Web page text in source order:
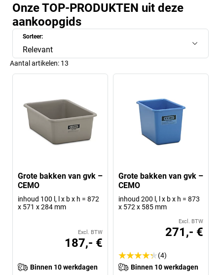
Onze TOP-PRODUKTEN uit deze
aankoopgids
Sorteer:
Relevant
Aantal artikelen: 13
Grote bakken van gvk –
CEMO
inhoud 100 l, l x b x h = 872
x 571 x 284 mm
Excl. BTW
187,- €
Binnen 10 werkdagen
Grote bakken van gvk –
CEMO
inhoud 200 l, l x b x h = 873
x 572 x 585 mm
Excl. BTW
271,- €
(4)
Binnen 10 werkdagen